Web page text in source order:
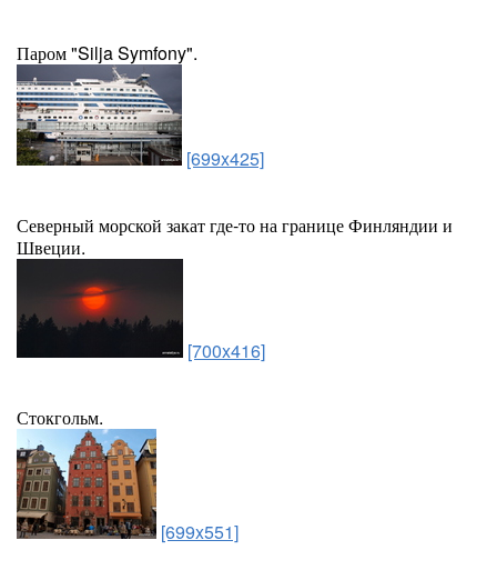
Паром "Silja Symfony".
[699x425]
Северный морской закат где-то на границе Финляндии и
Швеции.
[700x416]
Стокгольм.
[699x551]